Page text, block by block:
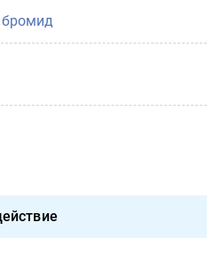
бромид